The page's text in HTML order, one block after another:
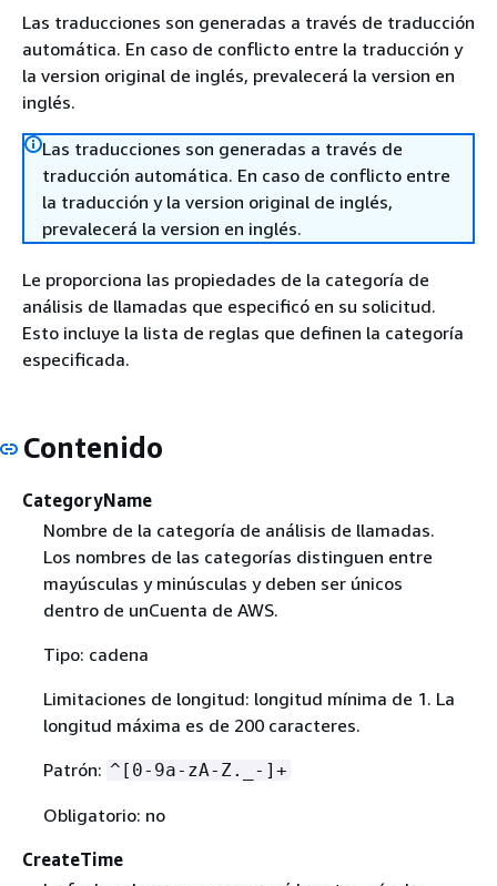
Las traducciones son generadas a través de traducción
automática. En caso de conflicto entre la traducción y
la version original de inglés, prevalecerá la version en
inglés.
Las traducciones son generadas a través de
traducción automática. En caso de conflicto entre
la traducción y la version original de inglés,
prevalecerá la version en inglés.
Le proporciona las propiedades de la categoría de
análisis de llamadas que especificó en su solicitud.
Esto incluye la lista de reglas que definen la categoría
especificada.
Contenido
CategoryName
Nombre de la categoría de análisis de llamadas.
Los nombres de las categorías distinguen entre
mayúsculas y minúsculas y deben ser únicos
dentro de unCuenta de AWS.
Tipo: cadena
Limitaciones de longitud: longitud mínima de 1. La
longitud máxima es de 200 caracteres.
Patrón: ^[0-9a-zA-Z._-]+
Obligatorio: no
CreateTime